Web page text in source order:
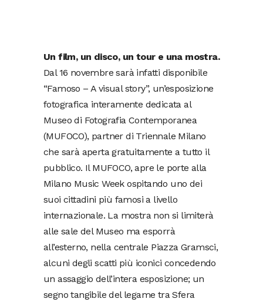
Un film, un disco, un tour e una mostra.
Dal 16 novembre sarà infatti disponibile
“Famoso – A visual story”, un’esposizione
fotografica interamente dedicata al
Museo di Fotografia Contemporanea
(MUFOCO), partner di Triennale Milano
che sarà aperta gratuitamente a tutto il
pubblico. Il MUFOCO, apre le porte alla
Milano Music Week ospitando uno dei
suoi cittadini più famosi a livello
internazionale. La mostra non si limiterà
alle sale del Museo ma esporrà
all’esterno, nella centrale Piazza Gramsci,
alcuni degli scatti più iconici concedendo
un assaggio dell’intera esposizione; un
segno tangibile del legame tra Sfera